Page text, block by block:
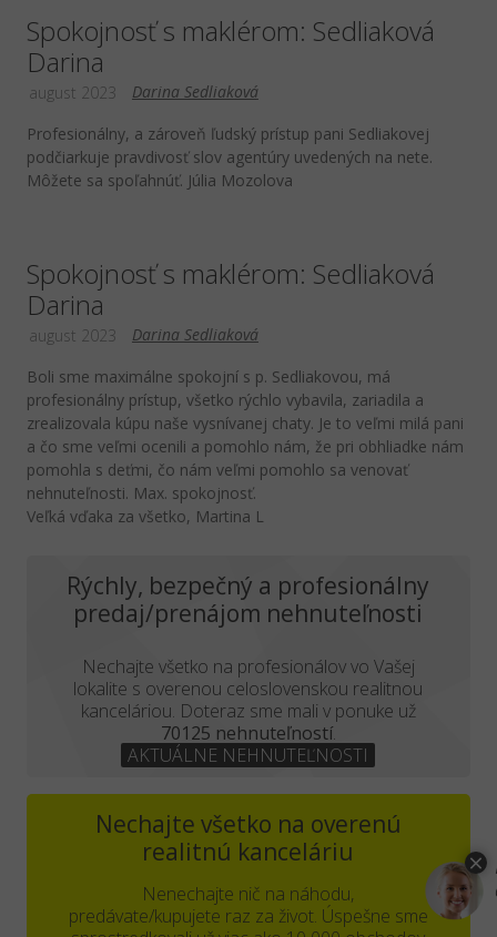
Spokojnosť s maklérom: Sedliaková
Darina
Darina Sedliaková
august 2023
Profesionálny, a zároveň ľudský prístup pani Sedliakovej
podčiarkuje pravdivosť slov agentúry uvedených na nete.
Môžete sa spoľahnúť. Júlia Mozolova
Spokojnosť s maklérom: Sedliaková
Darina
Darina Sedliaková
august 2023
Boli sme maximálne spokojní s p. Sedliakovou, má
profesionálny prístup, všetko rýchlo vybavila, zariadila a
zrealizovala kúpu naše vysnívanej chaty. Je to veľmi milá pani
a čo sme veľmi ocenili a pomohlo nám, že pri obhliadke nám
pomohla s deťmi, čo nám veľmi pomohlo sa venovať
nehnuteľnosti. Max. spokojnosť.
Veľká vďaka za všetko, Martina L
Rýchly, bezpečný a profesionálny
predaj/prenájom nehnuteľnosti
Nechajte všetko na profesionálov vo Vašej
lokalite s overenou celoslovenskou realitnou
kanceláriou. Doteraz sme mali v ponuke už
70125 nehnuteľností.
AKTUÁLNE NEHNUTEĽNOSTI
Nechajte všetko na overenú
realitnú kanceláriu
Nenechajte nič na náhodu,
predávate/kupujete raz za život. Úspešne sme